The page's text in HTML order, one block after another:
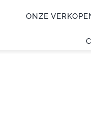
ONZE